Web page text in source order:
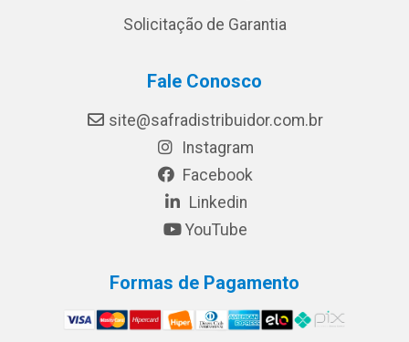
Solicitação de Garantia
Fale Conosco
site@safradistribuidor.com.br
Instagram
Facebook
Linkedin
YouTube
Formas de Pagamento